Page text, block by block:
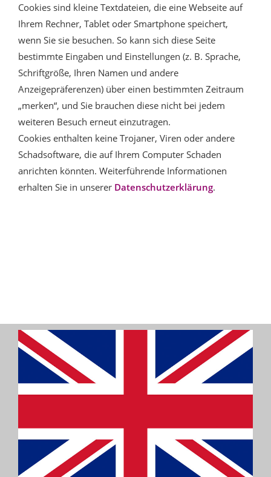
Cookies sind kleine Textdateien, die eine Webseite auf
Ihrem Rechner, Tablet oder Smartphone speichert,
wenn Sie sie besuchen. So kann sich diese Seite
bestimmte Eingaben und Einstellungen (z. B. Sprache,
Schriftgröße, Ihren Namen und andere
Anzeigepräferenzen) über einen bestimmten Zeitraum
„merken“, und Sie brauchen diese nicht bei jedem
weiteren Besuch erneut einzutragen.
Cookies enthalten keine Trojaner, Viren oder andere
Schadsoftware, die auf Ihrem Computer Schaden
anrichten könnten. Weiterführende Informationen
erhalten Sie in unserer Datenschutzerklärung.